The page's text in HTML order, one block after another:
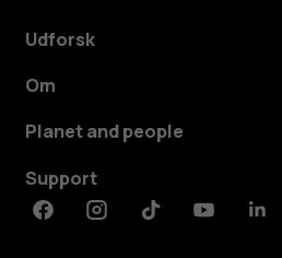
Udforsk
Om
Planet and people
Support
FacebookInstagramTiktokYoutube